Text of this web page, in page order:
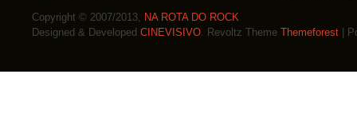
Copyright © 2007/2013, NA ROTA DO ROCK
Designed & Developed CINEVISIVO. Revoltz Theme Themeforest |